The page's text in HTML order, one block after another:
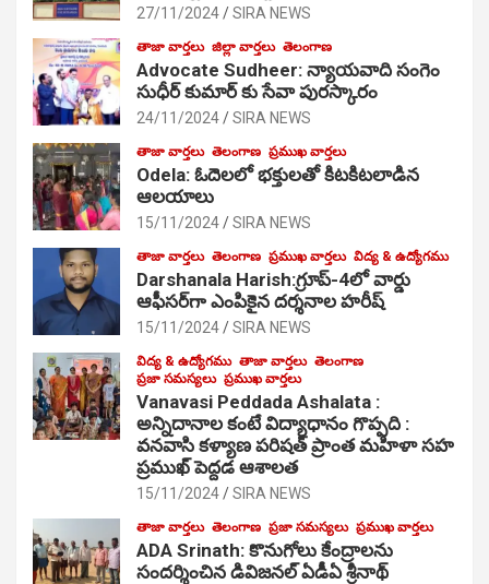
27/11/2024 SIRA NEWS
తాజా వార్తలు జిల్లా వార్తలు తెలంగాణ
Advocate Sudheer: న్యాయవాది సంగెం
సుధీర్ కుమార్ కు సేవా పురస్కారం
24/11/2024 SIRA NEWS
తాజా వార్తలు తెలంగాణ ప్రముఖ వార్తలు
Odela: ఓదెల‌లో భక్తులతో కిటకిటలాడిన
ఆల‌యాలు
15/11/2024 SIRA NEWS
తాజా వార్తలు తెలంగాణ ప్రముఖ వార్తలు విద్య & ఉద్యోగము
Darshanala Harish:గ్రూప్-4లో వార్డు
ఆఫీసర్‌గా ఎంపికైన దర్శనాల హరీష్
15/11/2024 SIRA NEWS
విద్య & ఉద్యోగము తాజా వార్తలు తెలంగాణ
ప్రజా సమస్యలు ప్రముఖ వార్తలు
Vanavasi Peddada Ashalata :
అన్నిదానాల కంటే విద్యాధానం గొప్పది :
వనవాసి కళ్యాణ పరిషత్ ప్రాంత మహిళా సహ
ప్రముఖ్ పెద్దడ ఆశాలత
15/11/2024 SIRA NEWS
తాజా వార్తలు తెలంగాణ ప్రజా సమస్యలు ప్రముఖ వార్తలు
ADA Srinath: కొనుగోలు కేంద్రాల‌ను
సంద‌ర్శించిన డివిజనల్ ఏడీఏ శ్రీనాథ్